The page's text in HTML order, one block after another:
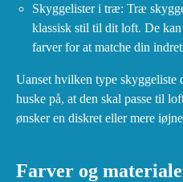
Skyggelister i træ: Træ
klassisk stil til dit loft. De
farver for at matche din
Uanset hvilken type
huske på, at den skal passe til
ønsker en diskret eller mere
Farver og